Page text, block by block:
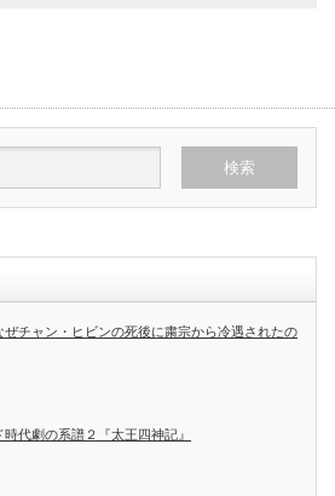
ぜチャン・ヒビンの死後に粛宗から冷遇されたの
時代劇の系譜２『太王四神記』